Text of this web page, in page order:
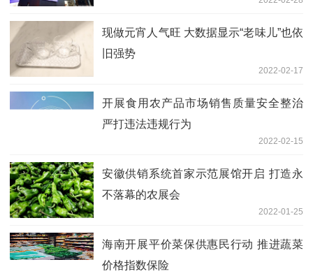
现做元宵人气旺 大数据显示“老味儿”也依
旧强势
2022-02-17
开展食用农产品市场销售质量安全整治
严打违法违规行为
2022-02-15
安徽供销系统首家示范展馆开启 打造永
不落幕的农展会
2022-01-25
海南开展平价菜保供惠民行动 推进蔬菜
价格指数保险